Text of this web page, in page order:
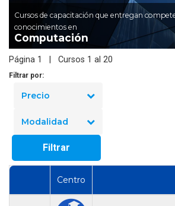
Cursos de capacitación que entregan
conocimientos en
Computación
Página 1 | Cursos 1 al 20
Filtrar por:
Precio
Modalidad
Filtrar
Centro